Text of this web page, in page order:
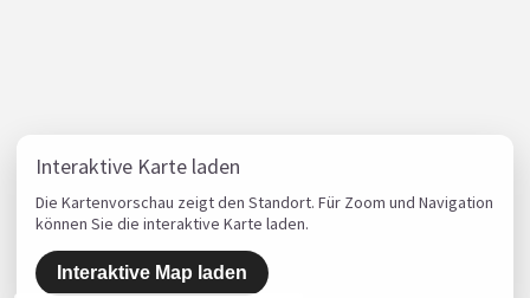
Interaktive Karte laden
Die Kartenvorschau zeigt den Standort. Für Zoom und Navigation
können Sie die interaktive Karte laden.
Interaktive Map laden